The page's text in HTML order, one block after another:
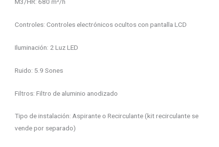
Controles: Controles electrónicos ocultos con pantalla LCD
Iluminación: 2 Luz LED
Ruido: 5.9 Sones
Filtros: Filtro de aluminio anodizado
Tipo de instalación: Aspirante o Recirculante (kit recirculante se
vende por separado)